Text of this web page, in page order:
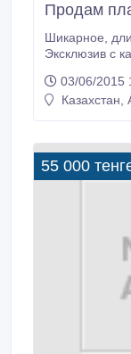
Продам
Шикарное, длинное, белое платье на выпускной!
Эксклюзив с
03/06/2015
Казахстан,
55 000